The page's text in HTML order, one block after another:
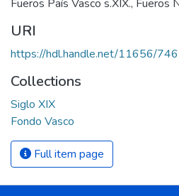
Fueros País Vasco s.XIX., Fueros
URI
https://hdl.handle.net/11656/
Collections
Siglo XIX
Fondo Vasco
Full item page